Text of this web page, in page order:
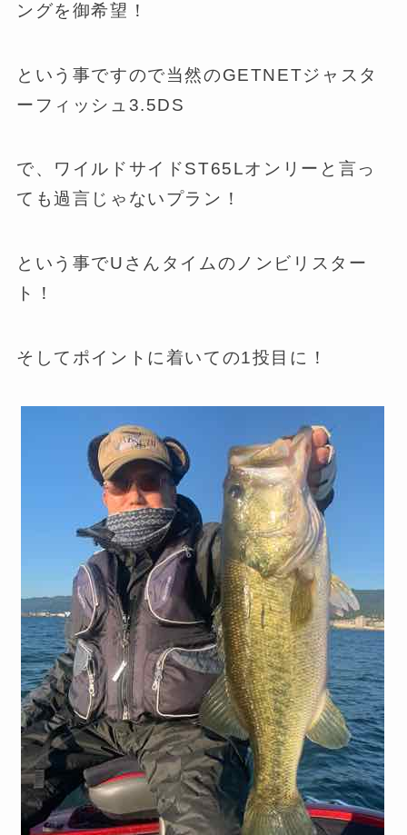
ングを御希望！
という事ですので当然のGETNETジャスタ
ーフィッシュ3.5DS
で、ワイルドサイドST65Lオンリーと言っ
ても過言じゃないプラン！
という事でUさんタイムのノンビリスター
ト！
そしてポイントに着いての1投目に！